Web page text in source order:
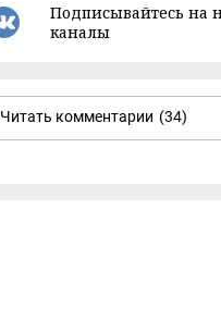
Подписывайтесь на
каналы
Читать комментарии (34)